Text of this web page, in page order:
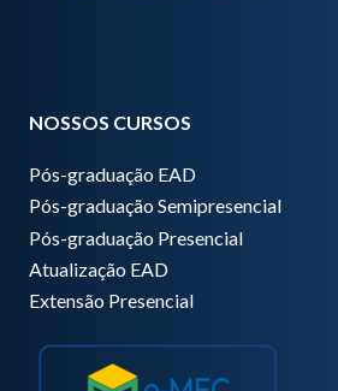
NOSSOS CURSOS
Pós-graduação EAD
Pós-graduação Semipresencial
Pós-graduação Presencial
Atualização EAD
Extensão Presencial